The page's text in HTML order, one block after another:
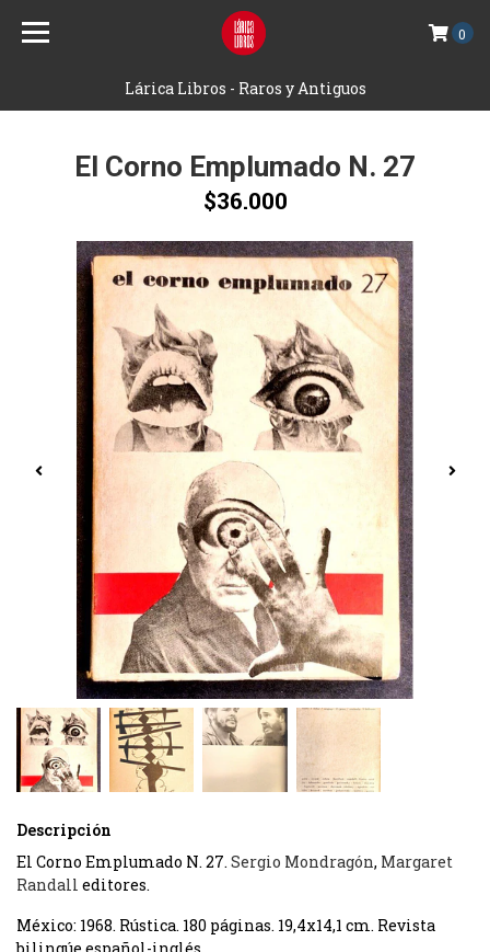
Lárica Libros - Raros y Antiguos
0
El Corno Emplumado N. 27
$36.000
Descripción
El Corno Emplumado N. 27. Sergio Mondragón, Margaret
Randall editores.
México: 1968. Rústica. 180 páginas. 19,4x14,1 cm. Revista